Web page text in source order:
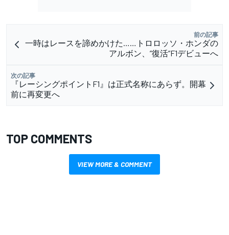
前の記事
一時はレースを諦めかけた……トロロッソ・ホンダの
アルボン、”復活”F1デビューへ
次の記事
『レーシングポイントF1』は正式名称にあらず。開幕
前に再変更へ
TOP COMMENTS
VIEW MORE & COMMENT